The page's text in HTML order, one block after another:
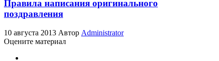
Правила написания оригинального
поздравления
10 августа 2013 Автор Administrator
Оцените материал